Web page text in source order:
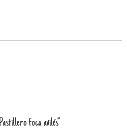
foca avilés”